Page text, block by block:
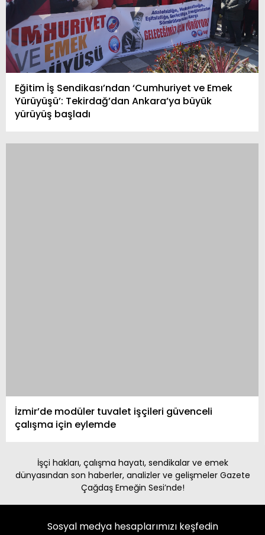
Eğitim İş Sendikası’ndan ‘Cumhuriyet ve Emek
Yürüyüşü’: Tekirdağ’dan Ankara’ya büyük
yürüyüş başladı
İzmir’de modüler tuvalet işçileri güvenceli
çalışma için eylemde
İşçi hakları, çalışma hayatı, sendikalar ve emek
dünyasından son haberler, analizler ve gelişmeler Gazete
Çağdaş Emeğin Sesi’nde!
Sosyal medya hesaplarımızı keşfedin